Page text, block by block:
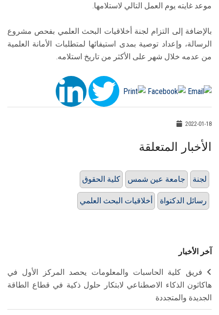
موعد غايته يوم العمل التالي لاستلامها.
بالإضافة إلى التزام لجنة أخلاقيات البحث العلمي بفحص مشروع
الرسالة، وإعداد توصية بمدى استيفائها لمتطلبات الأمانة العلمية
من عدمه خلال شهر على الأكثر من تاريخ استلامه.
2022-01-18
الأخبار المتعلقة
كلية الحقوق جامعة عين شمس لجنة
أخلاقيات البحث العلمي رسائل الدكتواة
آخر الأخبار
فريق كلية الحاسبات والمعلومات يحصد المركز الأول في
هاكاثون الذكاء الاصطناعي لابتكار حلول ذكية في قطاع الطاقة
الجديدة والمتجددة